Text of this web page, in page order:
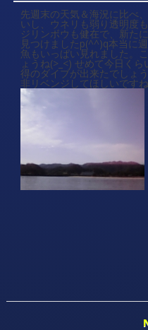
先週末の天気＆海況に比べ
いし、ウネリも弱り透明度
ジリンボウも健在で、新た
見つけましたp(^^)q本当に
魚もいっぱい見れました。
ょうね(>_<) せめて今日く
得のダイブが出来たでしょ
非リベンジしてほしいですね